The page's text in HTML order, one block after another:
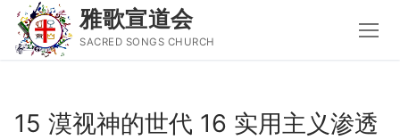
content
雅歌宣道会
SACRED SONGS CHURCH
15 漠视神的世代 16 实用主义渗透